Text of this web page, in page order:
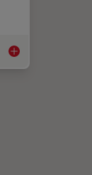
Microscopy and AI